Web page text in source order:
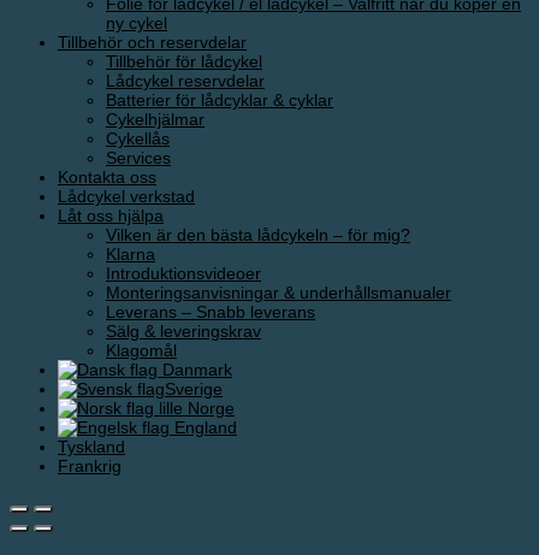
Folie för lådcykel / el lådcykel – Valfritt när du köper en
ny cykel
Tillbehör och reservdelar
Tillbehör för lådcykel
Lådcykel reservdelar
Batterier för lådcyklar & cyklar
Cykelhjälmar
Cykellås
Services
Kontakta oss
Lådcykel verkstad
Låt oss hjälpa
Vilken är den bästa lådcykeln – för mig?
Klarna
Introduktionsvideoer
Monteringsanvisningar & underhållsmanualer
Leverans – Snabb leverans
Sälg & leveringskrav
Klagomål
Danmark
Sverige
Norge
England
Tyskland
Frankrig